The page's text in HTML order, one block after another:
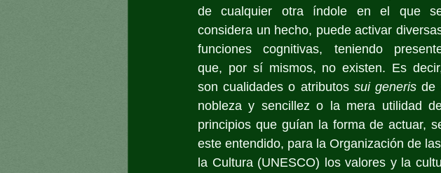
de cualquier otra índole en el que
considera un hecho, puede activar
funciones cognitivas, teniendo
que, por sí mismos, no existen. Es
son cualidades o atributos sui generis de
nobleza y sencillez o la mera utilidad
principios que guían la forma de actuar,
este entendido, para la Organización de
la Cultura (UNESCO) los valores y la